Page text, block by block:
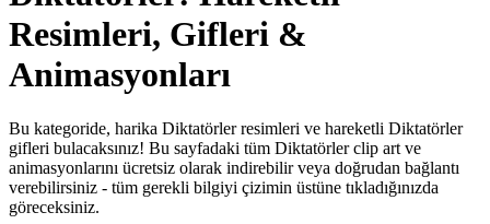
Resimleri, Gifleri &
Animasyonları
Bu kategoride, harika Diktatörler resimleri ve hareketli Diktatörler
gifleri bulacaksınız! Bu sayfadaki tüm Diktatörler clip art ve
animasyonlarını ücretsiz olarak indirebilir veya doğrudan bağlantı
verebilirsiniz - tüm gerekli bilgiyi çizimin üstüne tıkladığınızda
göreceksiniz.